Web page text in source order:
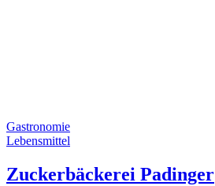
Gastronomie
Lebensmittel
Zuckerbäckerei Padinger